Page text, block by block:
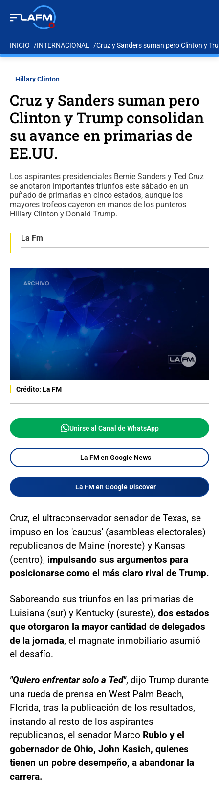
INICIO INTERNACIONAL Cruz y Sanders suman pero Clinton y
Hillary Clinton
Cruz y Sanders suman pero
Clinton y Trump consolidan
su avance en primarias de
EE.UU.
Los aspirantes presidenciales Bernie Sanders y Ted Cruz
se anotaron importantes triunfos este sábado en un
puñado de primarias en cinco estados, aunque los
mayores trofeos cayeron en manos de los punteros
Hillary Clinton y Donald Trump.
La Fm
Crédito: La FM
Unirse al Canal de WhatsApp
La FM en Google News
La FM en Google Discover
Cruz, el ultraconservador senador de Texas, se
impuso en los 'caucus' (asambleas electorales)
republicanos de Maine (noreste) y Kansas
(centro), impulsando sus argumentos para
posicionarse como el más claro rival de Trump.
Saboreando sus triunfos en las primarias de
Luisiana (sur) y Kentucky (sureste), dos estados
que otorgaron la mayor cantidad de delegados
de la jornada, el magnate inmobiliario asumió
el desafío.
"Quiero enfrentar solo a Ted", dijo Trump durante
una rueda de prensa en West Palm Beach,
Florida, tras la publicación de los resultados,
instando al resto de los aspirantes
republicanos, el senador Marco Rubio y el
gobernador de Ohio, John Kasich, quienes
tienen un pobre desempeño, a abandonar la
carrera.